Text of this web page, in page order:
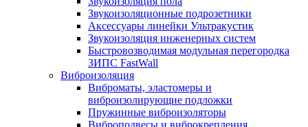
Звукоизоляционные подрозетники
Аксессуары линейки Ультракустик
Звукоизоляция инженерных систем
Быстровозводимая модульная перегородка
ЗИПС FastWall
Виброизоляция
Виброматы, эластомеры и
виброизолирующие подложки
Пружинные виброизоляторы
Виброподвесы и виброкрепления